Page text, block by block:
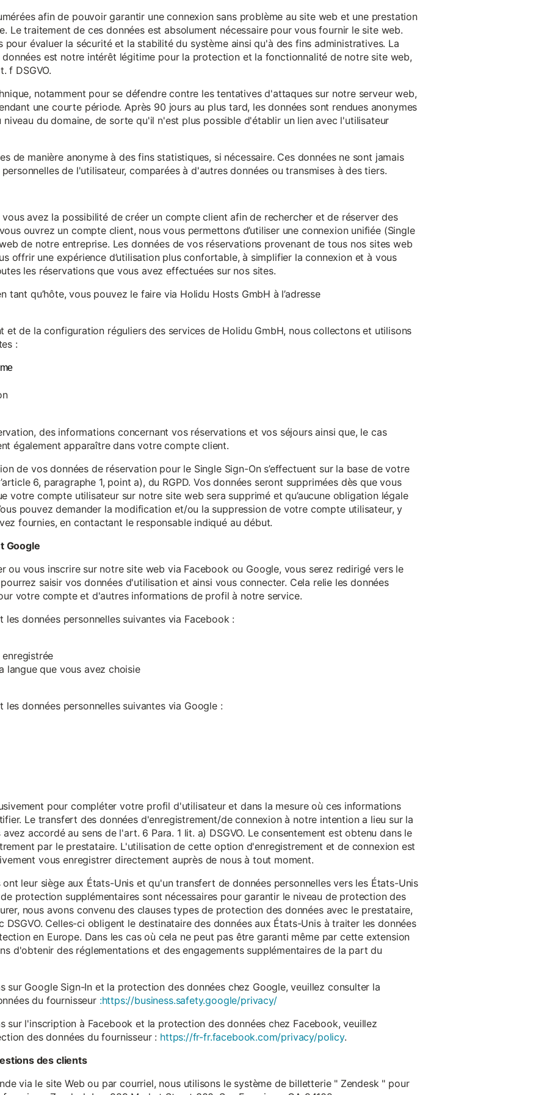
afin de pouvoir garantir une connexion sans problème au site web et une prestation
Le traitement de ces données est absolument nécessaire pour vous fournir le site web.
pour évaluer la sécurité et la stabilité du système ainsi qu'à des fins administratives. La
est notre intérêt légitime pour la protection et la fonctionnalité de notre site web,
f DSGVO.
notamment pour se défendre contre les tentatives d'attaques sur notre serveur web,
une courte période. Après 90 jours au plus tard, les données sont rendues anonymes
niveau du domaine, de sorte qu'il n'est plus possible d'établir un lien avec l'utilisateur
de manière anonyme à des fins statistiques, si nécessaire. Ces données ne sont jamais
de l'utilisateur, comparées à d'autres données ou transmises à des tiers.
vous avez la possibilité de créer un compte client afin de rechercher et de réserver des
ouvrez un compte client, nous vous permettons d’utiliser une connexion unifiée (Single
de notre entreprise. Les données de vos réservations provenant de tous nos sites web
offrir une expérience d’utilisation plus confortable, à simplifier la connexion et à vous
les réservations que vous avez effectuées sur nos sites.
tant qu’hôte, vous pouvez le faire via Holidu Hosts GmbH à l’adresse
et de la configuration réguliers des services de Holidu GmbH, nous collectons et utilisons
:
des informations concernant vos réservations et vos séjours ainsi que, le cas
également apparaître dans votre compte client.
de vos données de réservation pour le Single Sign-On s’effectuent sur la base de votre
6, paragraphe 1, point a), du RGPD. Vos données seront supprimées dès que vous
votre compte utilisateur sur notre site web sera supprimé et qu’aucune obligation légale
pouvez demander la modification et/ou la suppression de votre compte utilisateur, y
fournies, en contactant le responsable indiqué au début.
Google
ou vous inscrire sur notre site web via Facebook ou Google, vous serez redirigé vers le
saisir vos données d'utilisation et ainsi vous connecter. Cela relie les données
votre compte et d'autres informations de profil à notre service.
données personnelles suivantes via Facebook :
langue que vous avez choisie
données personnelles suivantes via Google :
pour compléter votre profil d'utilisateur et dans la mesure où ces informations
Le transfert des données d'enregistrement/de connexion à notre intention a lieu sur la
accordé au sens de l'art. 6 Para. 1 lit. a) DSGVO. Le consentement est obtenu dans le
par le prestataire. L'utilisation de cette option d'enregistrement et de connexion est
vous enregistrer directement auprès de nous à tout moment.
leur siège aux États-Unis et qu'un transfert de données personnelles vers les États-Unis
protection supplémentaires sont nécessaires pour garantir le niveau de protection des
nous avons convenu des clauses types de protection des données avec le prestataire,
Celles-ci obligent le destinataire des données aux États-Unis à traiter les données
en Europe. Dans les cas où cela ne peut pas être garanti même par cette extension
d'obtenir des réglementations et des engagements supplémentaires de la part du
sur Google Sign-In et la protection des données chez Google, veuillez consulter la
du fournisseur :https://business.safety.google/privacy/
sur l'inscription à Facebook et la protection des données chez Facebook, veuillez
des données du fournisseur : https://fr-fr.facebook.com/privacy/policy.
des clients
via le site Web ou par courriel, nous utilisons le système de billetterie " Zendesk " pour